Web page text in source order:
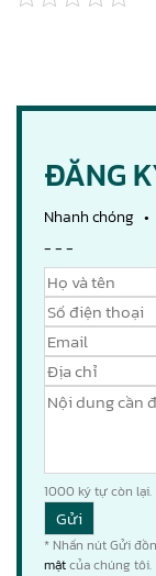
ĐĂNG
Nhanh chóng
- - -
1000 ký tự còn lại.
* Nhấn nút Gửi
mậtcủa chúng tôi.